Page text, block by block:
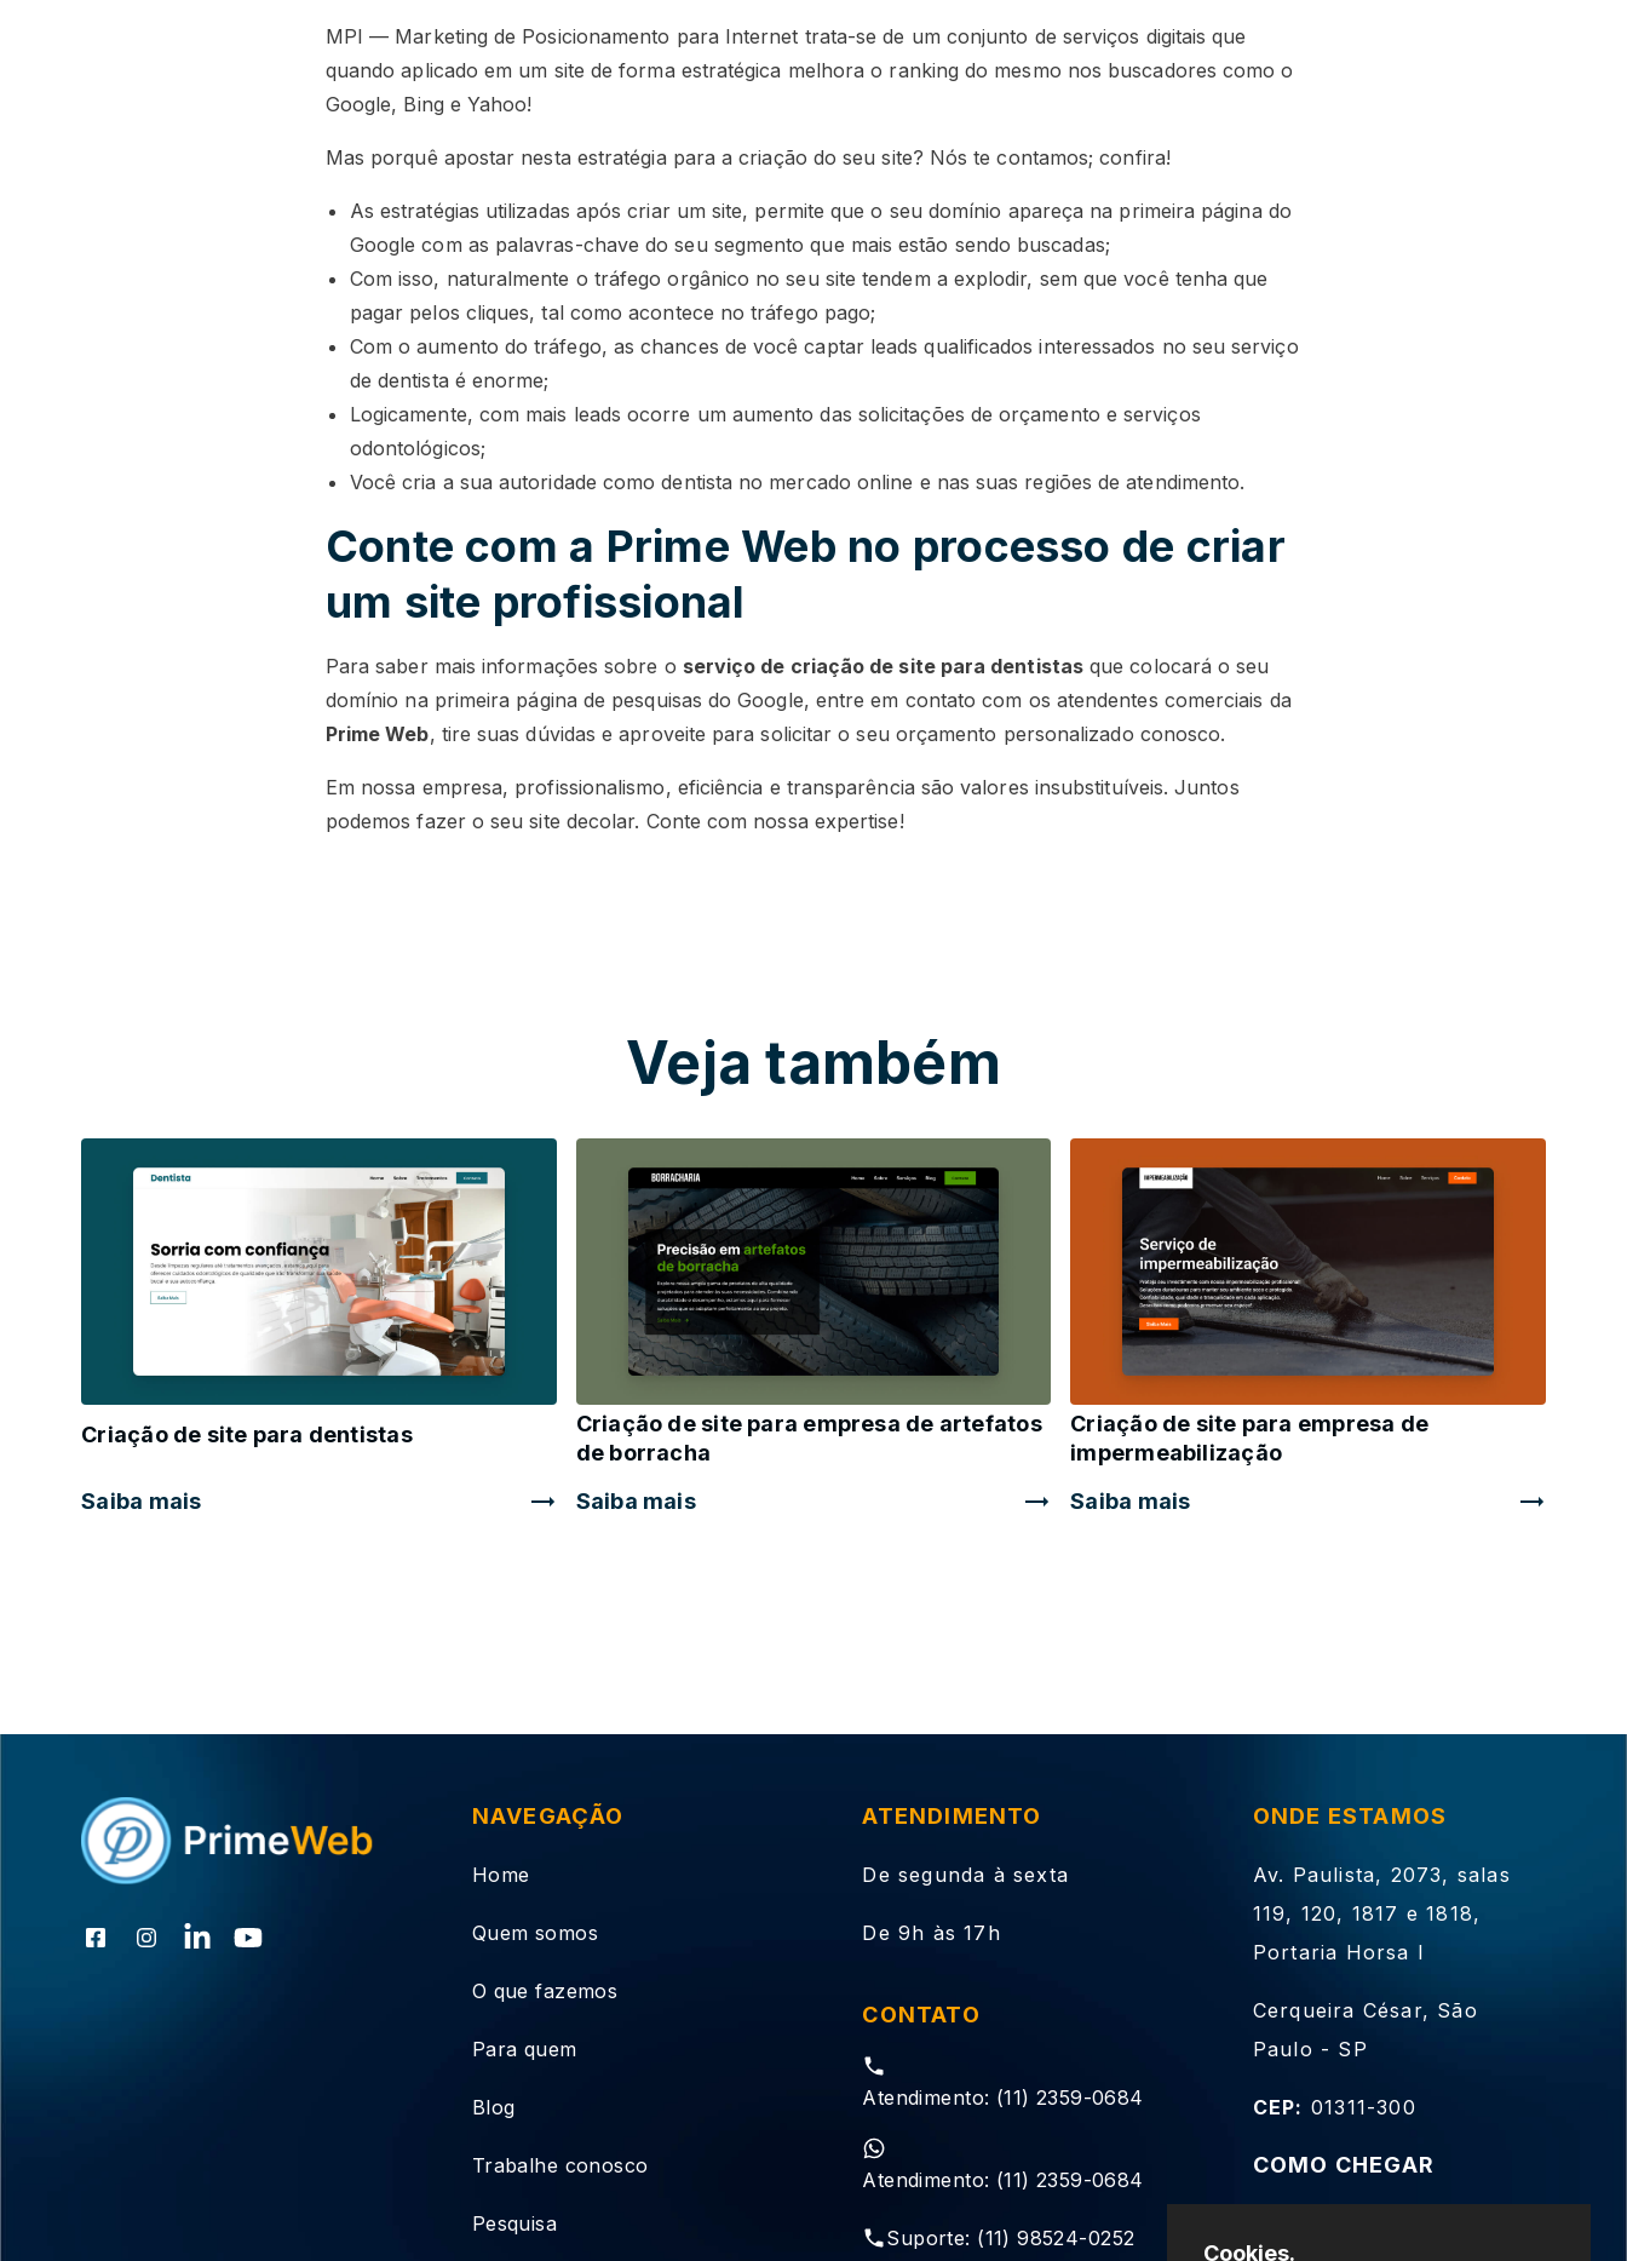
MPI — Marketing de Posicionamento para Internet trata-se de um conjunto de serviços digitais que
quando aplicado em um site de forma estratégica melhora o ranking do mesmo nos buscadores como o
Google, Bing e Yahoo!
Mas porquê apostar nesta estratégia para a criação do seu site? Nós te contamos; confira!
As estratégias utilizadas após criar um site, permite que o seu domínio apareça na primeira página do
Google com as palavras-chave do seu segmento que mais estão sendo buscadas;
Com isso, naturalmente o tráfego orgânico no seu site tendem a explodir, sem que você tenha que
pagar pelos cliques, tal como acontece no tráfego pago;
Com o aumento do tráfego, as chances de você captar leads qualificados interessados no seu serviço
de dentista é enorme;
Logicamente, com mais leads ocorre um aumento das solicitações de orçamento e serviços
odontológicos;
Você cria a sua autoridade como dentista no mercado online e nas suas regiões de atendimento.
Conte com a Prime Web no processo de criar
um site profissional
Para saber mais informações sobre o serviço de criação de site para dentistasque colocará o seu
domínio na primeira página de pesquisas do Google, entre em contato com os atendentes comerciais da
Prime Web, tire suas dúvidas e aproveite para solicitar o seu orçamento personalizado conosco.
Em nossa empresa, profissionalismo, eficiência e transparência são valores insubstituíveis. Juntos
podemos fazer o seu site decolar. Conte com nossa expertise!
Veja também
Criação de site para dentistas
Saiba mais
Criação de site para empresa de artefatos
de borracha
Saiba mais
Criação de site para empresa de
impermeabilização
Saiba mais
NAVEGAÇÃO
Home
Quem somos
O que fazemos
Para quem
Blog
Trabalhe conosco
Pesquisa
ATENDIMENTO
De segunda à sexta
De 9h às 17h
CONTATO
Atendimento: (11) 2359-0684
Atendimento: (11) 2359-0684
Suporte: (11) 98524-0252
ONDE ESTAMOS
Av. Paulista, 2073, salas
119, 120, 1817 e 1818,
Portaria Horsa I
Cerqueira César, São
Paulo - SP
CEP: 01311-300
COMO CHEGAR
Cookies.